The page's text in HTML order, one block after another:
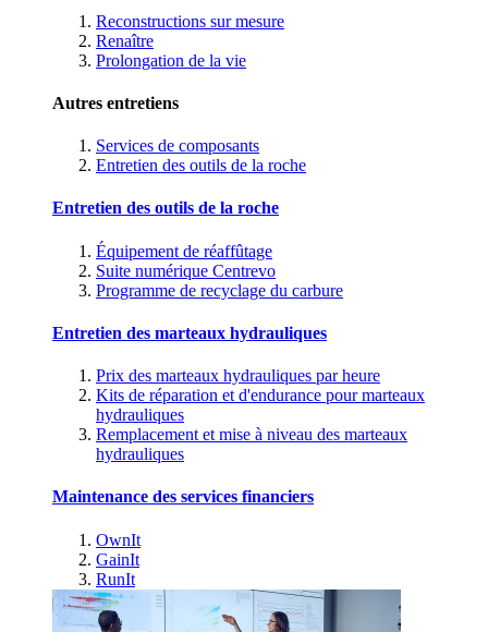
Reconstructions sur mesure
Renaître
Prolongation de la vie
Autres entretiens
Services de composants
Entretien des outils de la roche
Entretien des outils de la roche
Équipement de réaffûtage
Suite numérique Centrevo
Programme de recyclage du carbure
Entretien des marteaux hydrauliques
Prix des marteaux hydrauliques par heure
Kits de réparation et d'endurance pour marteaux
hydrauliques
Remplacement et mise à niveau des marteaux
hydrauliques
Maintenance des services financiers
OwnIt
GainIt
RunIt